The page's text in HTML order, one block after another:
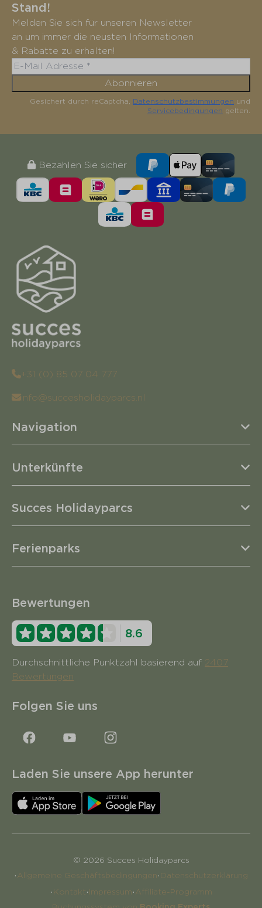
Stand!
Melden Sie sich für unseren Newsletter
an um immer die neusten Informationen
& Rabatte zu erhalten!
Abonnieren
Gesichert durch reCaptcha, Datenschutzbestimmungen und
Servicebedingungen gelten.
Bezahlen Sie sicher
+31 (0) 85 07 04 777
info@succesholidayparcs.nl
Navigation
Unterkünfte
Succes Holidayparcs
Ferienparks
Bewertungen
8.6
Durchschnittliche Punktzahl basierend auf 2407
Bewertungen
Folgen Sie uns
Laden Sie unsere App herunter
© 2026 Succes Holidayparcs
· Allgemeine Geschäftsbedingungen·Datenschutzerklärung
·Kontakt ·Impressum· Affiliate-Programm